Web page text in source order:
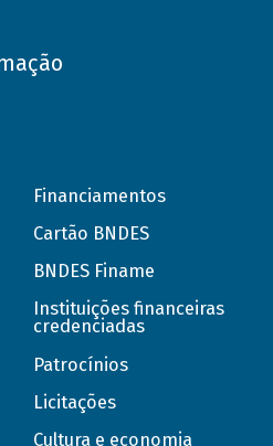
Financiamentos
Cartão BNDES
BNDES Finame
Instituições financeiras
credenciadas
Patrocínios
Licitações
Cultura e economia